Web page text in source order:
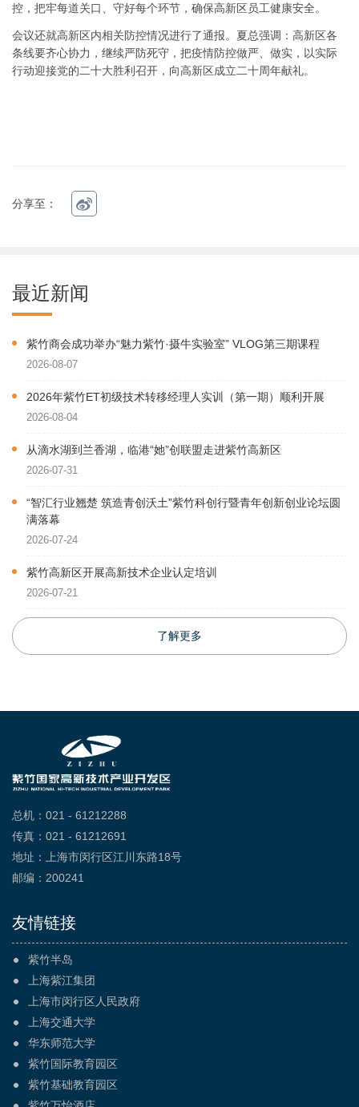
控，把牢每道关口、守好每个环节，确保高新区员工健康安全。
会议还就高新区内相关防控情况进行了通报。夏总强调：高新区各
条线要齐心协力，继续严防死守，把疫情防控做严、做实，以实际
行动迎接党的二十大胜利召开，向高新区成立二十周年献礼。
分享至：
最近新闻
紫竹商会成功举办“魅力紫竹·摄牛实验室” VLOG第三期课程
2026-08-07
2026年紫竹ET初级技术转移经理人实训（第一期）顺利开展
2026-08-04
从滴水湖到兰香湖，临港“她”创联盟走进紫竹高新区
2026-07-31
“智汇行业翘楚 筑造青创沃土”紫竹科创行暨青年创新创业论坛圆
满落幕
2026-07-24
紫竹高新区开展高新技术企业认定培训
2026-07-21
了解更多
总机：021 - 61212288
传真：021 - 61212691
地址：上海市闵行区江川东路18号
邮编：200241
友情链接
紫竹半岛
上海紫江集团
上海市闵行区人民政府
上海交通大学
华东师范大学
紫竹国际教育园区
紫竹基础教育园区